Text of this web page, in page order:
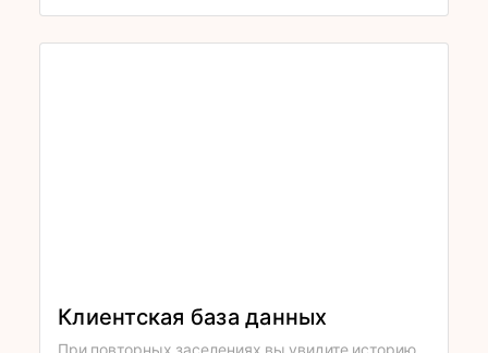
Клиентская база данных
При повторных заселениях вы увидите историю